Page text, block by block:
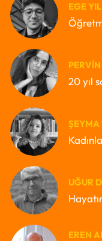
EGE
20 yıl
ŞEYMA
UĞUR
EREN